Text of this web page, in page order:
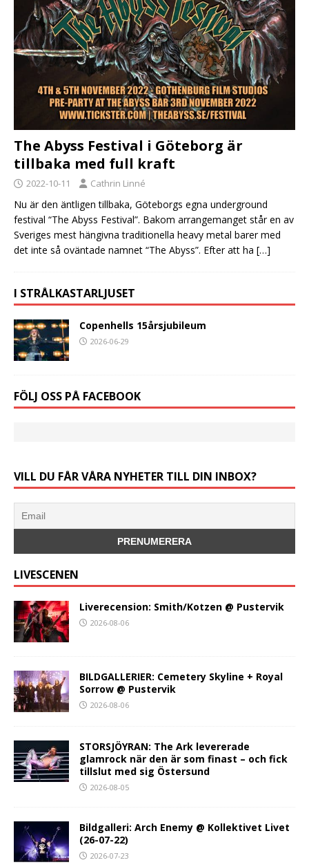
The Abyss Festival i Göteborg är
tillbaka med full kraft
2022-10-11 Cathrin Linné
Nu är den äntligen tillbaka, Göteborgs egna underground
festival “The Abyss Festival”. Bakom arrangemanget står en av
Sveriges mest hängivna traditionella heavy metal barer med
det inte så oväntade namnet “The Abyss”. Efter att ha […]
I STRÅLKASTARLJUSET
Copenhells 15årsjubileum
2026-06-29
FÖLJ OSS PÅ FACEBOOK
VILL DU FÅR VÅRA NYHETER TILL DIN INBOX?
LIVESCENEN
Liverecension: Smith/Kotzen @ Pustervik
2026-08-06
BILDGALLERIER: Cemetery Skyline + Royal
Sorrow @ Pustervik
2026-08-06
STORSJÖYRAN: The Ark levererade
glamrock när den är som finast – och fick
tillslut med sig Östersund
2026-08-05
Bildgalleri: Arch Enemy @ Kollektivet Livet
(26-07-22)
2026-07-23